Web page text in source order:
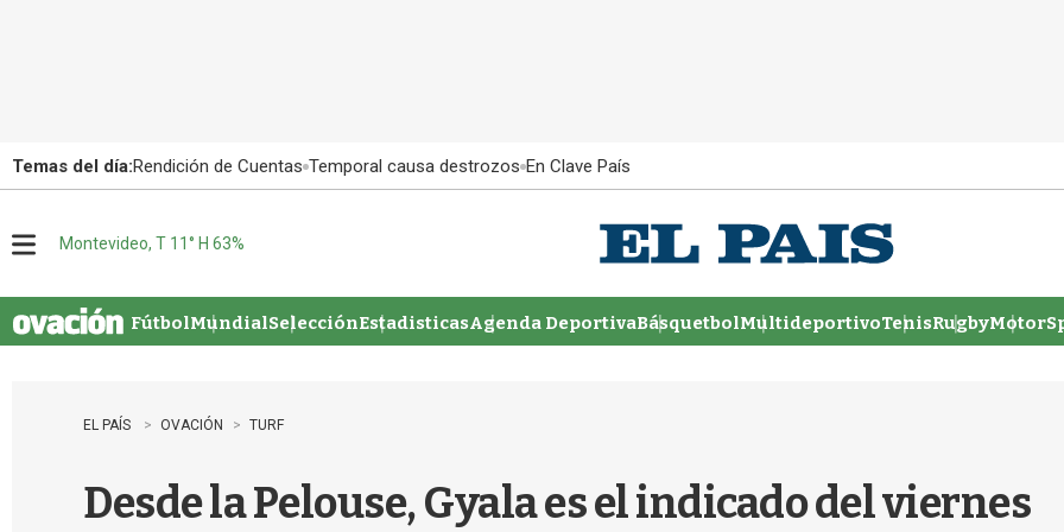
Temas del día:Rendición de Cuentas Temporal causa destrozos En Clave País
u
Montevideo, T 11° H 63%
FútbolMundialSelecciónEstadisticasAgenda DeportivaBásquetbolMultideportivoTenisRugby
EL PAÍS OVACIÓN TURF
Desde la Pelouse, Gyala es el indicado del viernes